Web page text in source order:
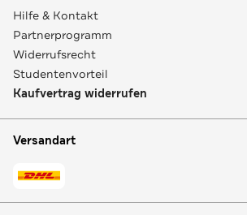
Hilfe & Kontakt
Partnerprogramm
Widerrufsrecht
Studentenvorteil
Kaufvertrag widerrufen
Versandart